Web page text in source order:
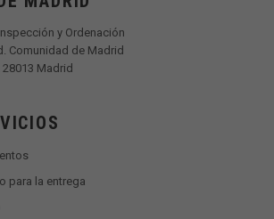
y Ordenación
Comunidad de Madrid
Madrid
para la entrega